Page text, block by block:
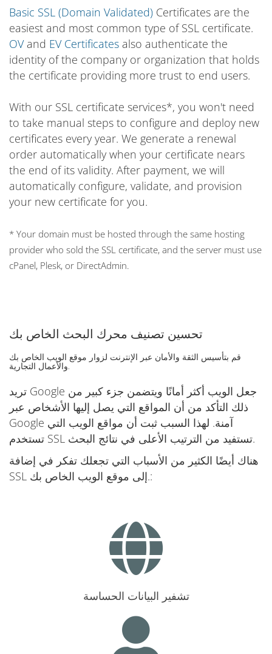
Basic SSL (Domain Validated) Certificates are the
easiest and most common type of SSL certificate.
OVand EV Certificates also authenticate the
identity of the company or organization that holds
the certificate providing more trust to end users.
With our SSL certificate services*, you won't need
to take manual steps to configure and deploy new
certificates every year. We generate a renewal
order automatically when your certificate nears
the end of its validity. After payment, we will
automatically configure, validate, and provision
your new certificate for you.
* Your domain must be hosted through the same hosting
provider who sold the SSL certificate, and the server must use
cPanel, Plesk, or DirectAdmin.
تحسين تصنيف محرك البحث الخاص بك
قم بتأسيس الثقة والأمان عبر الإنترنت لزوار موقع الويب الخاص بك
والأعمال التجارية.
تريد Google جعل الويب أكثر أمانًا ويتضمن جزء كبير من
ذلك التأكد من أن المواقع التي يصل إليها الأشخاص عبر
Google آمنة. لهذا السبب ثبت أن مواقع الويب التي
تستخدم SSL تستفيد من الترتيب الأعلى في نتائج البحث.
هناك أيضًا الكثير من الأسباب التي تجعلك تفكر في إضافة
SSL إلى موقع الويب الخاص بك.:
تشفير البيانات الحساسة